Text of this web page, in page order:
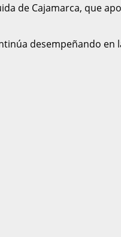
de Cajamarca, que
desempeñando en